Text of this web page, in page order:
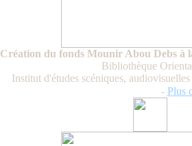
Création du fonds Mounir Abou Debs à
Bibliothèque
Institut d'études scéniques,
- Plus